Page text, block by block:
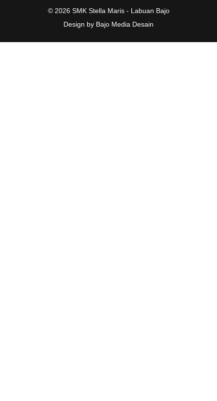
© 2026 SMK Stella Maris - Labuan Bajo
Design by Bajo Media Desain